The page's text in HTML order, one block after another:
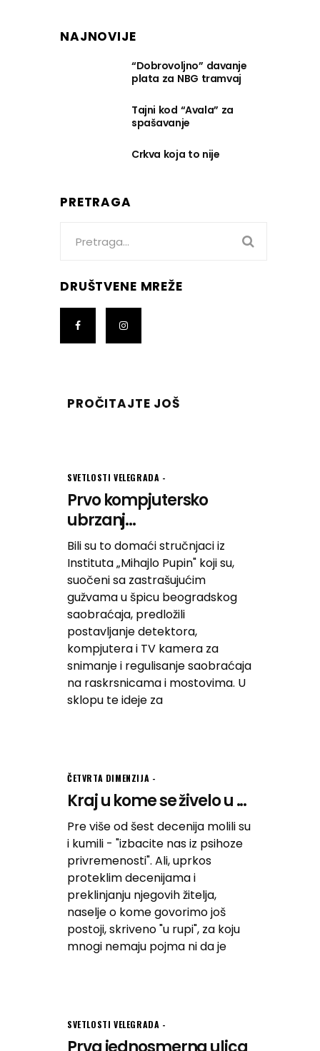
NAJNOVIJE
“Dobrovoljno” davanje
plata za NBG tramvaj
Tajni kod “Avala” za
spašavanje
Crkva koja to nije
PRETRAGA
DRUŠTVENE MREŽE
PROČITAJTE JOŠ
SVETLOSTI VELEGRADA
Prvo kompjutersko
ubrzanj...
Bili su to domaći stručnjaci iz
Instituta „Mihajlo Pupin" koji su,
suočeni sa zastrašujućim
gužvama u špicu beogradskog
saobraćaja, predložili
postavljanje detektora,
kompjutera i TV kamera za
snimanje i regulisanje saobraćaja
na raskrsnicama i mostovima. U
sklopu te ideje za
ČETVRTA DIMENZIJA
Kraj u kome se živelo u ...
Pre više od šest decenija molili su
i kumili - "izbacite nas iz psihoze
privremenosti". Ali, uprkos
proteklim decenijama i
preklinjanju njegovih žitelja,
naselje o kome govorimo još
postoji, skriveno "u rupi", za koju
mnogi nemaju pojma ni da je
SVETLOSTI VELEGRADA